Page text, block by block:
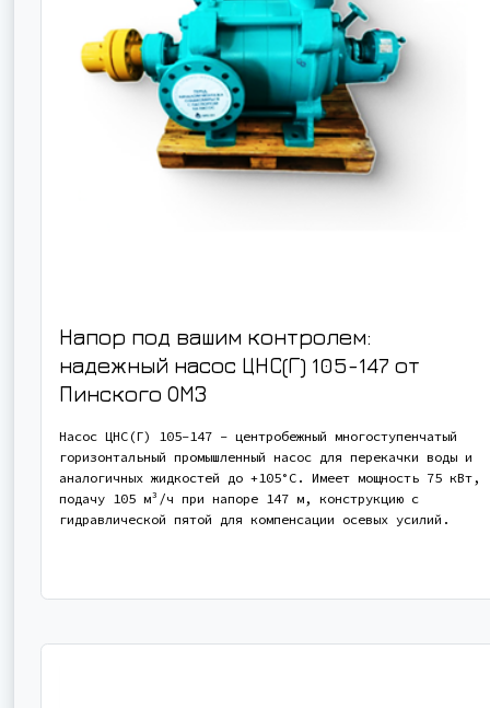
Напор под вашим контролем:
надежный насос ЦНС(Г) 105-147 от
Пинского ОМЗ
Насос ЦНС(Г) 105-147 - центробежный многоступенчатый
горизонтальный промышленный насос для перекачки воды и
аналогичных жидкостей до +105°С. Имеет мощность 75 кВт,
подачу 105 м³/ч при напоре 147 м, конструкцию с
гидравлической пятой для компенсации осевых усилий.